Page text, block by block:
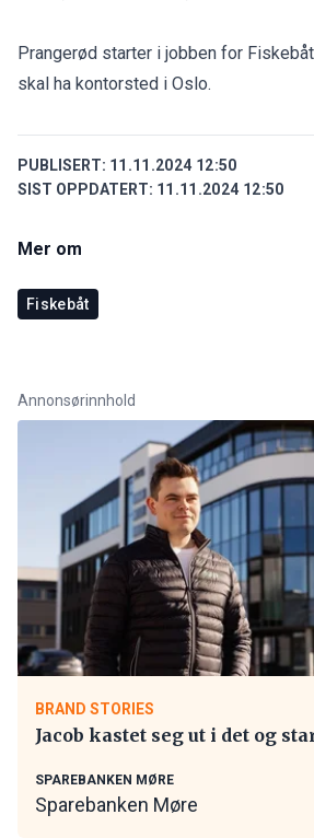
Prangerød starter i jobben for
skal ha kontorsted i Oslo.
PUBLISERT: 11.11.2024 12:50
SIST OPPDATERT: 11.11.2024 12:50
Mer om
Fiskebåt
Annonsørinnhold
BRAND STORIES
Jacob kastet seg ut i det og
SPAREBANKEN MØRE
Sparebanken Møre